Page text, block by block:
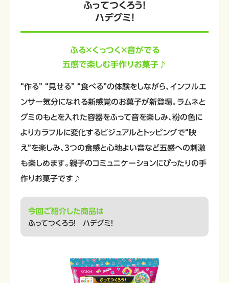
ふってつくろう！
ハデグミ！
ふる×くっつく×音がでる
五感で楽しむ手作りお菓子♪
“作る” “見せる” “食べる”の体験をしながら、インフルエ
ンサー気分になれる新感覚のお菓子が新登場。ラムネと
グミのもとを入れた容器をふって音を楽しみ、粉の色に
よりカラフルに変化するビジュアルとトッピングで“映
え”を楽しみ、3つの食感と心地よい音など五感への刺激
も楽しめます。親子のコミュニケーションにぴったりの手
作りお菓子です♪
今回ご紹介した商品は
ふってつくろう！ ハデグミ！